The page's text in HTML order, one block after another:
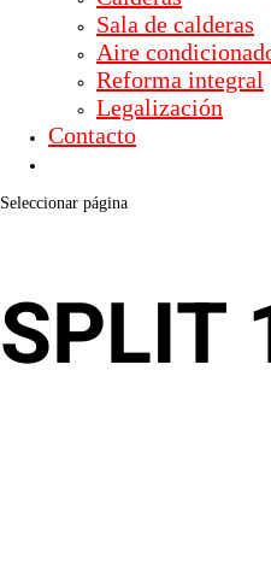
Sala de calderas
Aire
Reforma integral
Legalización
Contacto
Seleccionar página
SPLIT